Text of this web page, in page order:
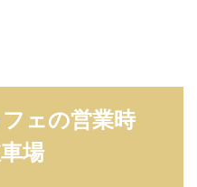
ェの営業時
場